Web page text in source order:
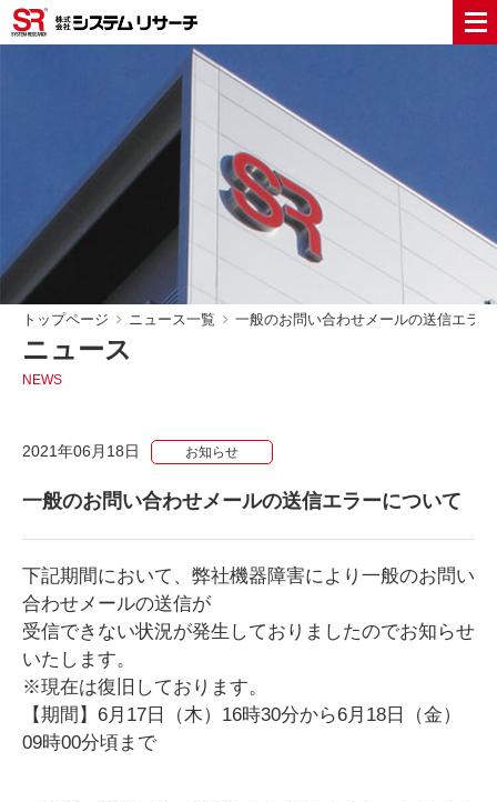
トップページ ニュース一覧 一般のお問い合わせメールの送信エラ
ニュース
NEWS
2021年06月18日 お知らせ
一般のお問い合わせメールの送信エラーについて
下記期間において、弊社機器障害により一般のお問い
合わせメールの送信が
受信できない状況が発生しておりましたのでお知らせ
いたします。
※現在は復旧しております。
【期間】6月17日（木）16時30分から6月18日（金）
09時00分頃まで